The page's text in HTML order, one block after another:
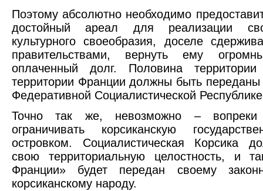
Поэтому абсолютно необходимо
достойный ареал для реализации
культурного своеобразия, доселе
правительствами, вернуть ему
оплаченный долг. Половина
территории Франции должны быть переданы
Федеративной Социалистической
Точно так же, невозможно –
ограничивать корсиканскую
островком. Социалистическая Корсика
свою территориальную целостность, и
Франции» будет передан своему
корсиканскому народу.